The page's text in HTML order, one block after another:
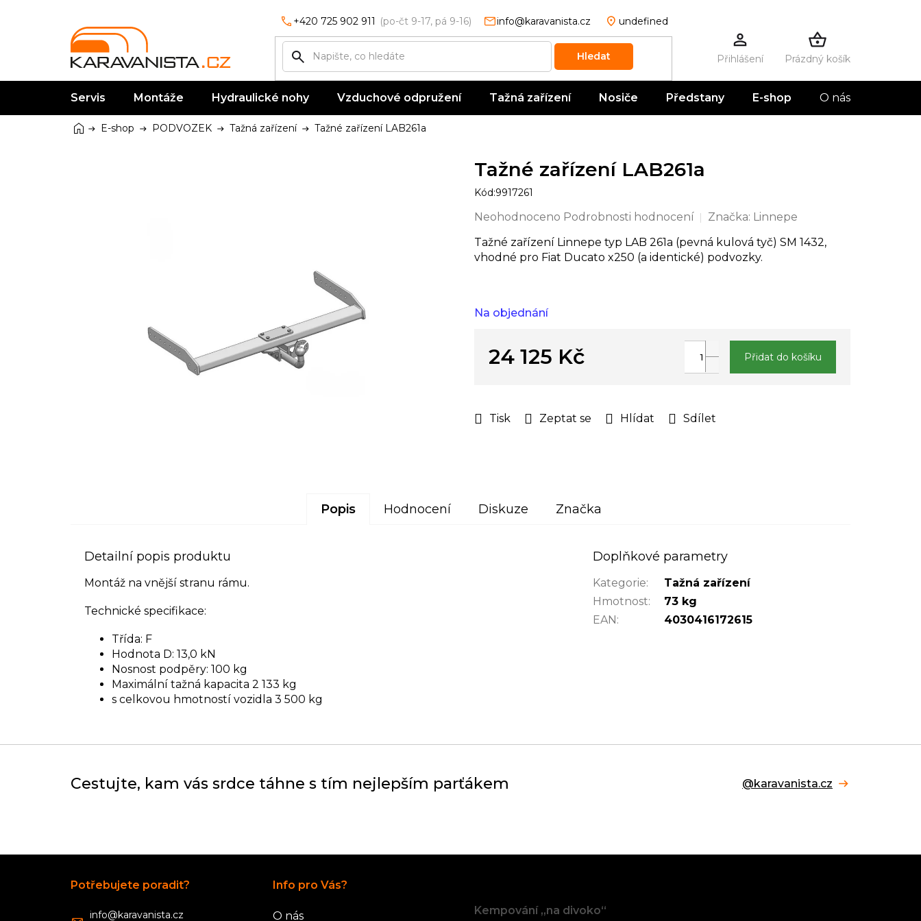
+420 725 902 911 info@karavanista.cz undefined
Hledat Prázdný košík
Servis Montáže Hydraulické nohy Vzduchové odpružení Tažná zařízení Nosiče Předstany E-shop O nás
Domů
E-shop PODVOZEK Tažná zařízení Tažné zařízení LAB261a
Na objednání
Tažné zařízení Linnepe typ LAB 261a (pevná kulová tyč) SM 1432,
vhodné pro Fiat Ducato x250 (a identické) podvozky.
Tisk Zeptat se Hlídat Sdílet
Tažné zařízení LAB261a
Kód:9917261
Průměrné
produktu
je
5
hvězdiček.
Neohodnoceno Podrobnosti hodnocení Značka: Linnepe
24 125 Kč Přidat do košíku
Popis Hodnocení Diskuze Značka
Detailní popis produktu
Montáž na vnější stranu rámu.
Technické specifikace:
Třída: F
Hodnota D: 13,0 kN
Nosnost podpěry: 100 kg
Maximální tažná kapacita 2 133 kg
s celkovou hmotností vozidla 3 500 kg
Doplňkové parametry
Kategorie:
Tažná zařízení
Hmotnost:
73 kg
EAN: 4030416172615
Cestujte, kam vás srdce táhne s tím nejlepším parťákem @karavanista.cz
Potřebujete poradit?
info@karavanista.cz
Info pro Vás?
O nás Kempování „na divoko“